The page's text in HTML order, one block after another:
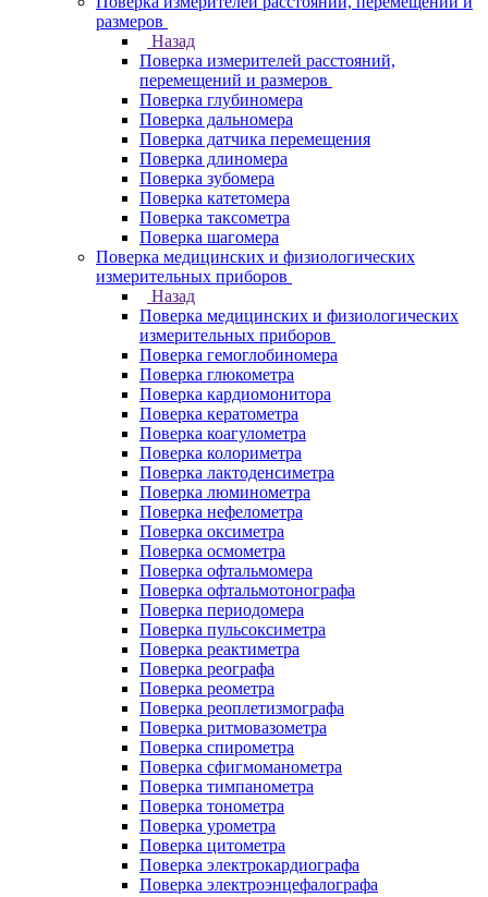
размеров
Назад
Поверка измерителей расстояний,
перемещений и размеров
Поверка глубиномера
Поверка дальномера
Поверка датчика перемещения
Поверка длиномера
Поверка зубомера
Поверка катетомера
Поверка таксометра
Поверка шагомера
Поверка медицинских и физиологических
измерительных приборов
Назад
Поверка медицинских и физиологических
измерительных приборов
Поверка гемоглобиномера
Поверка глюкометра
Поверка кардиомонитора
Поверка кератометра
Поверка коагулометра
Поверка колориметра
Поверка лактоденсиметра
Поверка люминометра
Поверка нефелометра
Поверка оксиметра
Поверка осмометра
Поверка офтальмомера
Поверка офтальмотонографа
Поверка периодомера
Поверка пульсоксиметра
Поверка реактиметра
Поверка реографа
Поверка реометра
Поверка реоплетизмографа
Поверка ритмовазометра
Поверка спирометра
Поверка сфигмоманометра
Поверка тимпанометра
Поверка тонометра
Поверка урометра
Поверка цитометра
Поверка электрокардиографа
Поверка электроэнцефалографа